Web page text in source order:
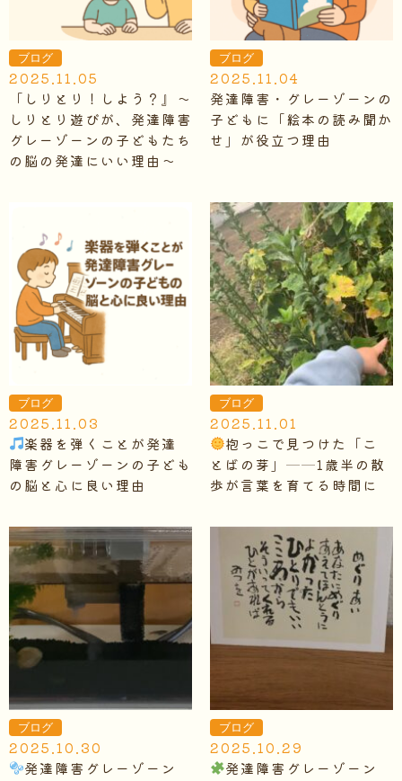
ブログ
2025.11.05
「しりとり！しよう？』～
しりとり遊びが、発達障害
グレーゾーンの子どもたち
の脳の発達にいい理由～
ブログ
2025.11.04
発達障害・グレーゾーンの
子どもに「絵本の読み聞か
せ」が役立つ理由
ブログ
2025.11.03
楽器を弾くことが発達
障害グレーゾーンの子ども
の脳と心に良い理由
ブログ
2025.11.01
抱っこで見つけた「こ
とばの芽」──1歳半の散
歩が言葉を育てる時間に
ブログ
2025.10.30
発達障害グレーゾーン
ブログ
2025.10.29
発達障害グレーゾーン